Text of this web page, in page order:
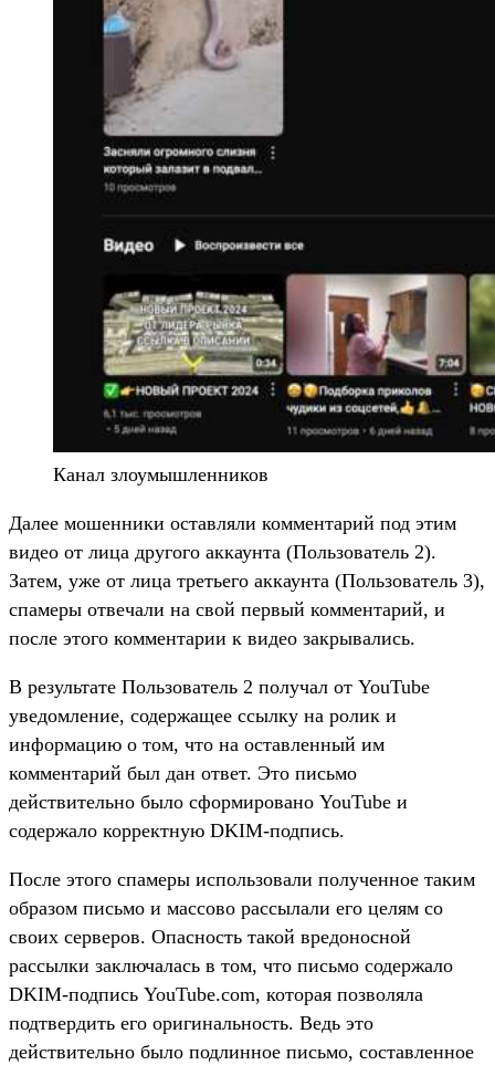
Канал злоумышленников
Далее мошенники оставляли комментарий под этим
видео от лица другого аккаунта (Пользователь 2).
Затем, уже от лица третьего аккаунта (Пользователь 3),
спамеры отвечали на свой первый комментарий, и
после этого комментарии к видео закрывались.
В результате Пользователь 2 получал от YouTube
уведомление, содержащее ссылку на ролик и
информацию о том, что на оставленный им
комментарий был дан ответ. Это письмо
действительно было сформировано YouTube и
содержало корректную DKIM-подпись.
После этого спамеры использовали полученное таким
образом письмо и массово рассылали его целям со
своих серверов. Опасность такой вредоносной
рассылки заключалась в том, что письмо содержало
DKIM-подпись YouTube.com, которая позволяла
подтвердить его оригинальность. Ведь это
действительно было подлинное письмо, составленное